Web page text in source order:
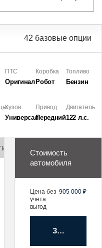
42 базовые опции
ПТС
Оригинал
Коробка
Робот
Топливо
Бензин
Кузов
Универсал
Привод
Передний
Двигатель
122 л.с.
Стоимость
автомобиля
Цена без
учета
выгод
905 000 ₽